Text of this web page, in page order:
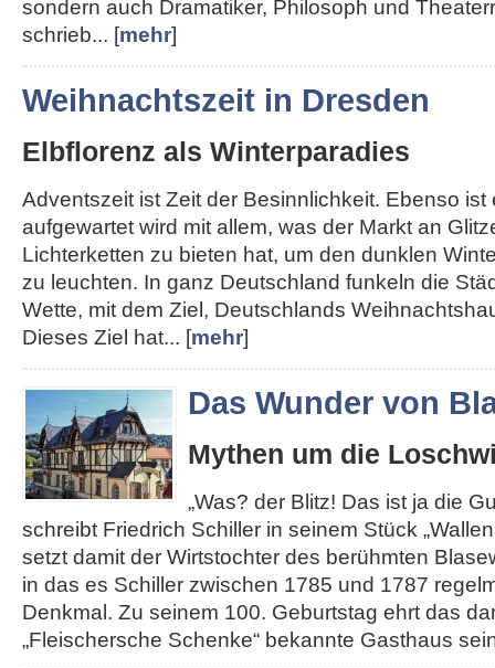
sondern auch Dramatiker, Philosoph und
schrieb... [mehr]
Weihnachtszeit in Dresden
Elbflorenz als Winterparadies
Adventszeit ist Zeit der Besinnlichkeit. Ebenso ist
aufgewartet wird mit allem, was der Markt an
Lichterketten zu bieten hat, um den dunklen
zu leuchten. In ganz Deutschland funkeln die
Wette, mit dem Ziel, Deutschlands
Dieses Ziel hat... [mehr]
Das Wunder von
Mythen um die
„Was? der Blitz! Das ist ja die
schreibt Friedrich Schiller in seinem Stück
setzt damit der Wirtstochter des berühmten
in das es Schiller zwischen 1785 und 1787
Denkmal. Zu seinem 100. Geburtstag ehrt das
„Fleischersche Schenke“ bekannte Gasthaus